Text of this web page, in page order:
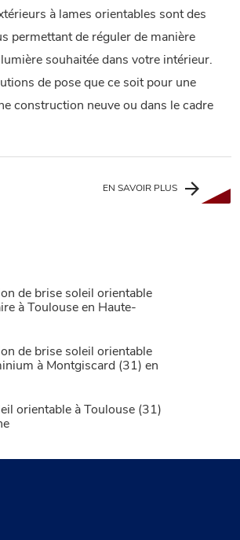
à lames orientables sont des
permettant de réguler de manière
souhaitée dans votre intérieur.
de pose que ce soit pour une
construction neuve ou dans le cadre
EN SAVOIR PLUS
de brise soleil orientable
à Toulouse en Haute-
de brise soleil orientable
à Montgiscard (31) en
orientable à Toulouse (31)